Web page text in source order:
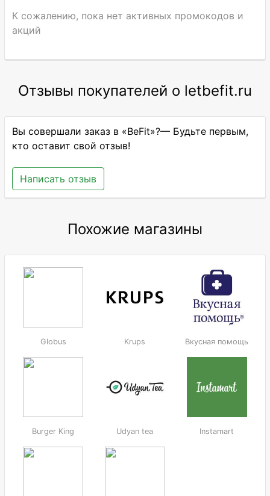
К сожалению, пока нет активных промокодов и
акций
Отзывы покупателей о letbefit.ru
Вы совершали заказ в «BeFit»?— Будьте первым,
кто оставит свой отзыв!
Написать отзыв
Похожие магазины
Globus Krups Вкусная помощь
Burger King Udyan tea Instamart